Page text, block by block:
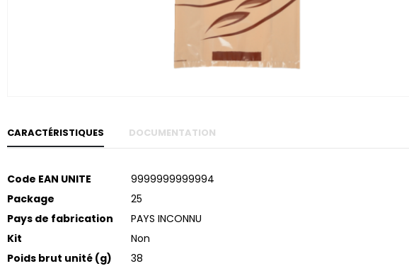
CARACTÉRISTIQUES
Plus
d’informations
Code EAN UNITE
9999999999994
Package
25
Pays de fabrication
PAYS INCONNU
Kit
Non
Poids brut unité (g)
38
DOCUMENTATION